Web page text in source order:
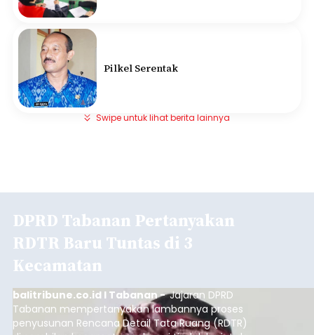
Pilkel Serentak
Swipe untuk lihat berita lainnya
DPRD Tabanan Pertanyakan
RDTR Baru Tuntas di 3
Kecamatan
balitribune.co.id I Tabanan -Jajaran DPRD
Tabanan mempertanyakan lambannya proses
penyusunan Rencana Detail Tata Ruang (RDTR)